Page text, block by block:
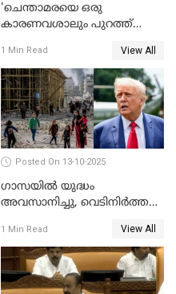
'ചെന്താമരയെ ഒരു
കാരണവശാലും പുറത്ത്
തങ്ങള്‍ക്ക് ഭയമാണ്';
സജിതയുടെ പെണ്‍മക്കള്‍
WATCH VIDEO
1 Min Read View All
Posted On 13-10-2025
ഗാസയില്‍ യുദ്ധം
അവസാനിച്ചു, വെടിനിര്‍ത്തല്‍
1 Min Read View All